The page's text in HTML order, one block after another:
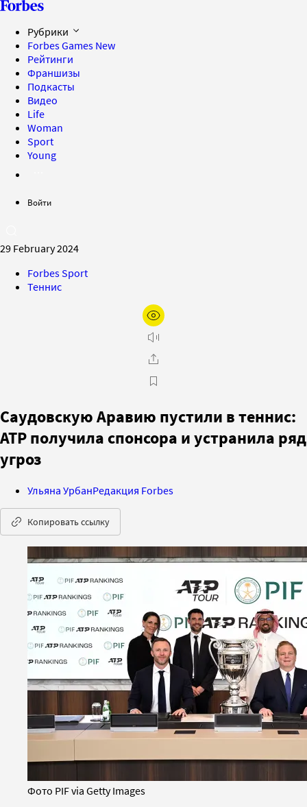
Рубрики
Forbes Games New
Рейтинги
Франшизы
Подкасты
Видео
Life
Woman
Sport
Young
Войти
29 February 2024
Forbes Sport
Теннис
Саудовскую Аравию пустили в теннис:
ATP получила спонсора и устранила ряд
угроз
Ульяна УрбанРедакция Forbes
Копировать ссылку
Фото PIF via Getty Images